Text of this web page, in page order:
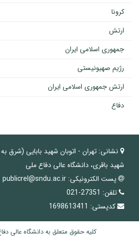
کرونا
ارتش
جمهوری اسلامی ایران
رژیم صهیونیستی
ارتش جمهوری اسلامی ایران
دفاع
نشانی: تهران - اتوبان شهید بابایی (شرق
شهید باقری، دانشگاه عالی دفاع ملی
پست الکترونیکی: publicrel@sndu.ac.ir
تلفن: 27351-021
کدپستی: 1698613411
کلیه حقوق متعلق به دانشگاه عالی